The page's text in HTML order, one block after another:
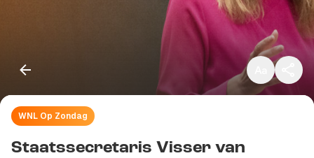
Klein
Standaard
WNL Op Zondag
Staatssecretaris Visser van